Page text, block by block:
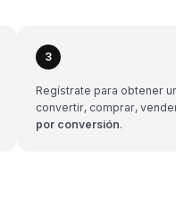
3
Regístrate para obtener
convertir, comprar,
por conversión.